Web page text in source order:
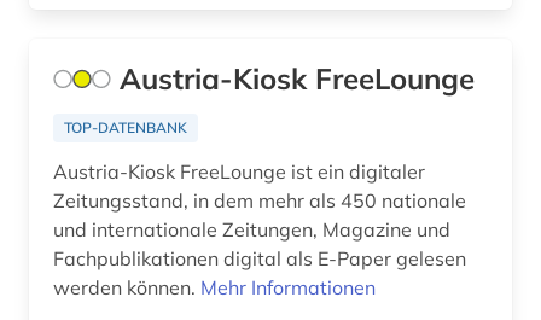
kulturerbe (2)
kulturgut (1)
kulturwissenschaften (7)
kulturzeitschrift (2)
kunst (6)
Austria-Kiosk FreeLounge
TOP-DATENBANK
Austria-Kiosk FreeLounge ist ein digitaler
Zeitungsstand, in dem mehr als 450 nationale
und internationale Zeitungen, Magazine und
Fachpublikationen digital als E-Paper gelesen
werden können. Mehr Informationen